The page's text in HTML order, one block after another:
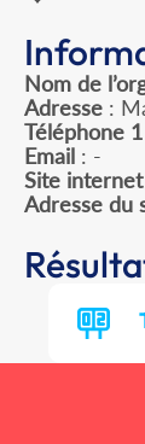
Nom de
Adresse :
Téléphone 1
Email : -
Site internet
Adresse du